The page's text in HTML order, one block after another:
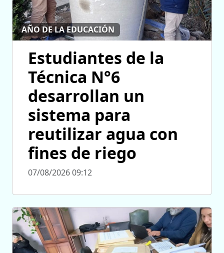
AÑO DE LA EDUCACIÓN
Estudiantes de la
Técnica N°6
desarrollan un
sistema para
reutilizar agua con
fines de riego
07/08/2026 09:12